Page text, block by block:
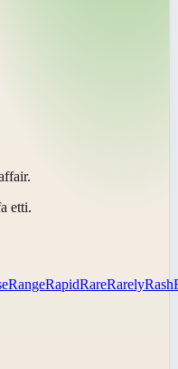
etti.
RangeRapidRareRarelyRash